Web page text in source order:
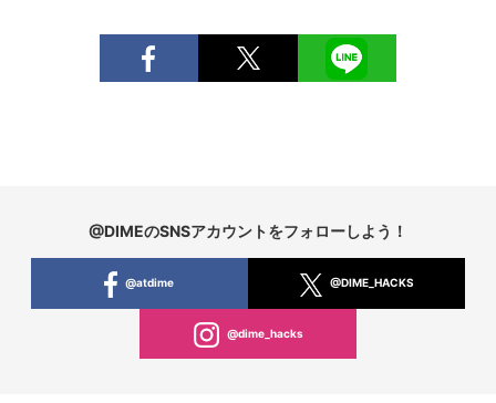
@DIMEのSNSアカウントをフォローしよう！
@atdime @DIME_HACKS
@dime_hacks